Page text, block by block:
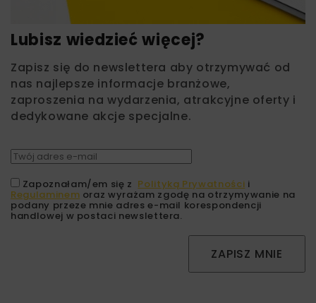
Lubisz wiedzieć więcej?
Zapisz się do newslettera aby otrzymywać od
nas najlepsze informacje branżowe,
zaproszenia na wydarzenia, atrakcyjne oferty i
dedykowane akcje specjalne.
Zapoznałam/em się z Polityką Prywatności i
Regulaminem oraz wyrażam zgodę na otrzymywanie na
podany przeze mnie adres e-mail korespondencji
handlowej w postaci newslettera.
ZAPISZ MNIE